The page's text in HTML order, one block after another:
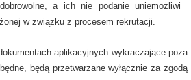
a ich nie podanie uniemożliwi
w związku z procesem rekrutacji.
aplikacyjnych wykraczające poza
będą przetwarzane wyłącznie za zgodą